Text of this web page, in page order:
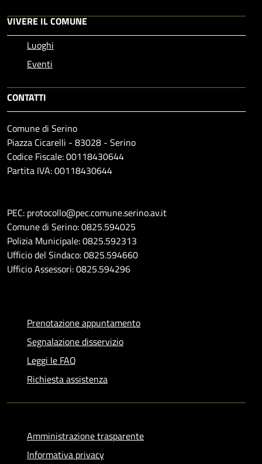
VIVERE IL COMUNE
Luoghi
Eventi
CONTATTI
Comune di Serino
Piazza Cicarelli - 83028 - Serino
Codice Fiscale: 00118430644
Partita IVA: 00118430644
PEC: protocollo@pec.comune.serino.av.it
Comune di Serino: 0825.594025
Polizia Municipale: 0825.592313
Ufficio del Sindaco: 0825.594660
Ufficio Assessori: 0825.594296
Prenotazione appuntamento
Segnalazione disservizio
Leggi le FAQ
Richiesta assistenza
Amministrazione trasparente
Informativa privacy